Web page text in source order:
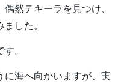
然テキーラを見つけ、
した。
。
海へ向かいますが、実